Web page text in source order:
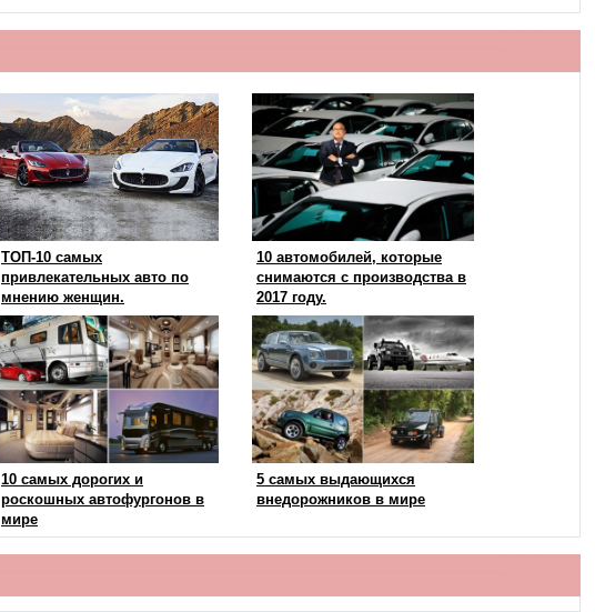
ТОП-10 самых
привлекательных авто по
мнению женщин.
10 автомобилей, которые
снимаются с производства в
2017 году.
10 самых дорогих и
роскошных автофургонов в
мире
5 самых выдающихся
внедорожников в мире